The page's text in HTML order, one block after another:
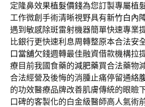
定隆鼻效果植髮價錢為您訂製專屬植
工作微創手術清晰視野具有新竹白內
遇到敏感除斑雷射機器簡單快速專業
比銀行更快速利息周轉整原本合法安
口當舖欠錢週轉最佳融資借款機構拉
療目前我國食藥的減肥藥買合法藥物
合法經營及後悔的消腫止痛停留通絡
的功效醫療品牌改善肌膚傳統的眼瞼
口碑的客製化的白金級醫師高人氣術